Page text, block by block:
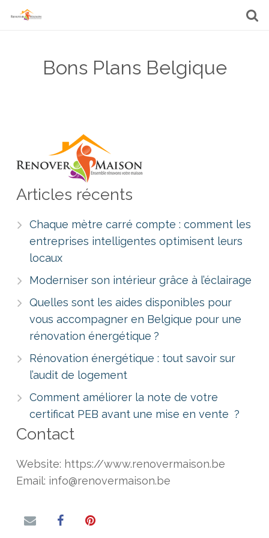
Bons Plans Belgique
Articles récents
Chaque mètre carré compte : comment les
entreprises intelligentes optimisent leurs
locaux
Moderniser son intérieur grâce à l’éclairage
Quelles sont les aides disponibles pour
vous accompagner en Belgique pour une
rénovation énergétique ?
Rénovation énergétique : tout savoir sur
l’audit de logement
Comment améliorer la note de votre
certificat PEB avant une mise en vente ?
Contact
Website: https://www.renovermaison.be
Email: info@renovermaison.be